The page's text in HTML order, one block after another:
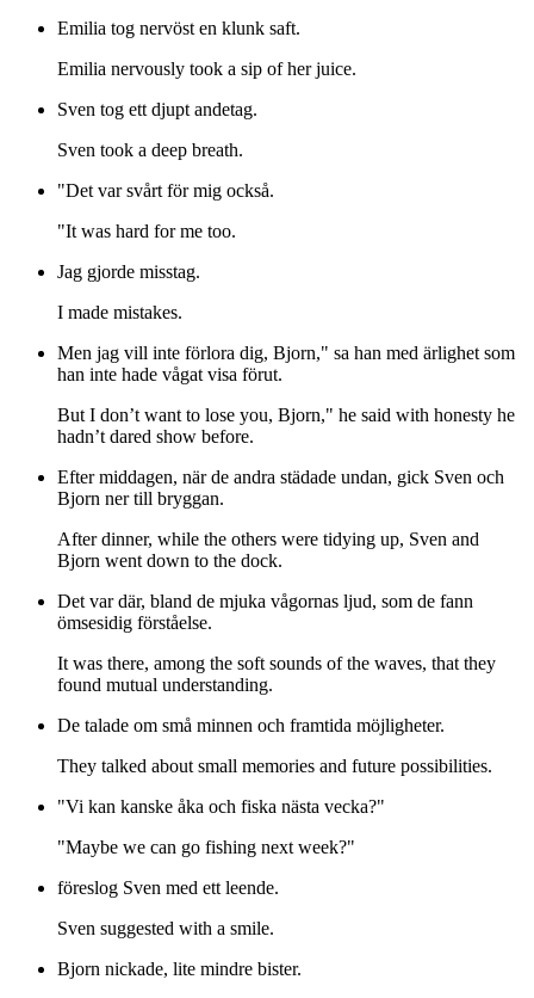
Emilia tog nervöst en klunk saft.
Emilia nervously took a sip of her juice.
Sven tog ett djupt andetag.
Sven took a deep breath.
"Det var svårt för mig också.
"It was hard for me too.
Jag gjorde misstag.
I made mistakes.
Men jag vill inte förlora dig, Bjorn," sa han med ärlighet som
han inte hade vågat visa förut.
But I don’t want to lose you, Bjorn," he said with honesty he
hadn’t dared show before.
Efter middagen, när de andra städade undan, gick Sven och
Bjorn ner till bryggan.
After dinner, while the others were tidying up, Sven and
Bjorn went down to the dock.
Det var där, bland de mjuka vågornas ljud, som de fann
ömsesidig förståelse.
It was there, among the soft sounds of the waves, that they
found mutual understanding.
De talade om små minnen och framtida möjligheter.
They talked about small memories and future possibilities.
"Vi kan kanske åka och fiska nästa vecka?"
"Maybe we can go fishing next week?"
föreslog Sven med ett leende.
Sven suggested with a smile.
Bjorn nickade, lite mindre bister.